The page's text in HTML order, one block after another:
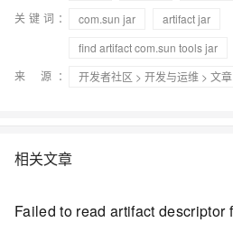
关键词：
com.sun jar
artifact jar
find artifact com.sun tools jar
来 源：
开发者社区 > 开发与运维 > 文章
相关文章